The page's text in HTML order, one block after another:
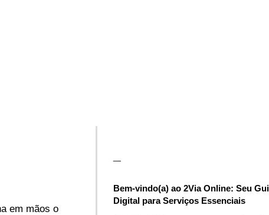
em mãos o
Bem-vindo(a) ao 2Via Online: Seu
Digital para Serviços Essenciais